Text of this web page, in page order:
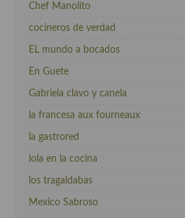
Chef Manolito
cocineros de verdad
EL mundo a bocados
En Guete
Gabriela clavo y canela
la francesa aux fourneaux
la gastrored
lola en la cocina
los tragaldabas
Mexico Sabroso